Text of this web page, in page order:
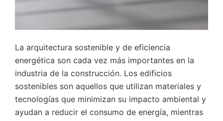
La arquitectura sostenible y de eficiencia
energética son cada vez más importantes en la
industria de la construcción. Los edificios
sostenibles son aquellos que utilizan materiales y
tecnologías que minimizan su impacto ambiental y
ayudan a reducir el consumo de energía, mientras